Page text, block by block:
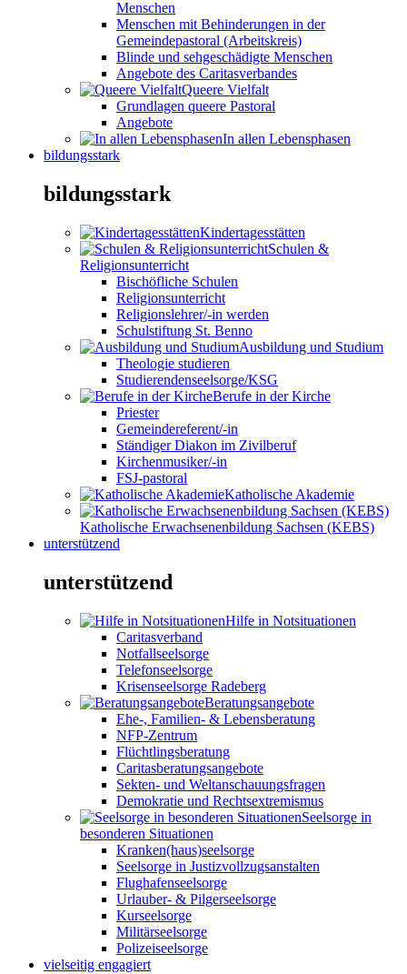
Menschen
Menschen mit Behinderungen in der
Gemeindepastoral (Arbeitskreis)
Blinde und sehgeschädigte Menschen
Angebote des Caritasverbandes
Queere Vielfalt
Grundlagen queere Pastoral
Angebote
In allen Lebensphasen
bildungsstark
bildungsstark
Kindertagesstätten
Schulen &
Religionsunterricht
Bischöfliche Schulen
Religionsunterricht
Religionslehrer/-in werden
Schulstiftung St. Benno
Ausbildung und Studium
Theologie studieren
Studierendenseelsorge/KSG
Berufe in der Kirche
Priester
Gemeindereferent/-in
Ständiger Diakon im Zivilberuf
Kirchenmusiker/-in
FSJ-pastoral
Katholische Akademie
Katholische Erwachsenenbildung Sachsen (KEBS)
unterstützend
unterstützend
Hilfe in Notsituationen
Caritasverband
Notfallseelsorge
Telefonseelsorge
Krisenseelsorge Radeberg
Beratungsangebote
Ehe-, Familien- & Lebensberatung
NFP-Zentrum
Flüchtlingsberatung
Caritasberatungsangebote
Sekten- und Weltanschauungsfragen
Demokratie und Rechtsextremismus
Seelsorge in
besonderen Situationen
Kranken(haus)seelsorge
Seelsorge in Justizvollzugsanstalten
Flughafenseelsorge
Urlauber- & Pilgerseelsorge
Kurseelsorge
Militärseelsorge
Polizeiseelsorge
vielseitig engagiert